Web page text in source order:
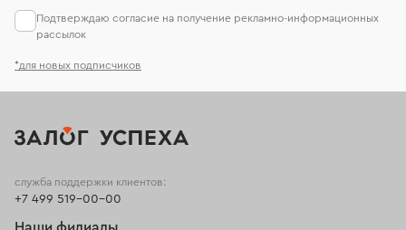
*для новых подписчиков
Подтверждаю согласие на получение рекламно-информационных
рассылок
служба поддержки клиентов:
+7 499 519-00-00